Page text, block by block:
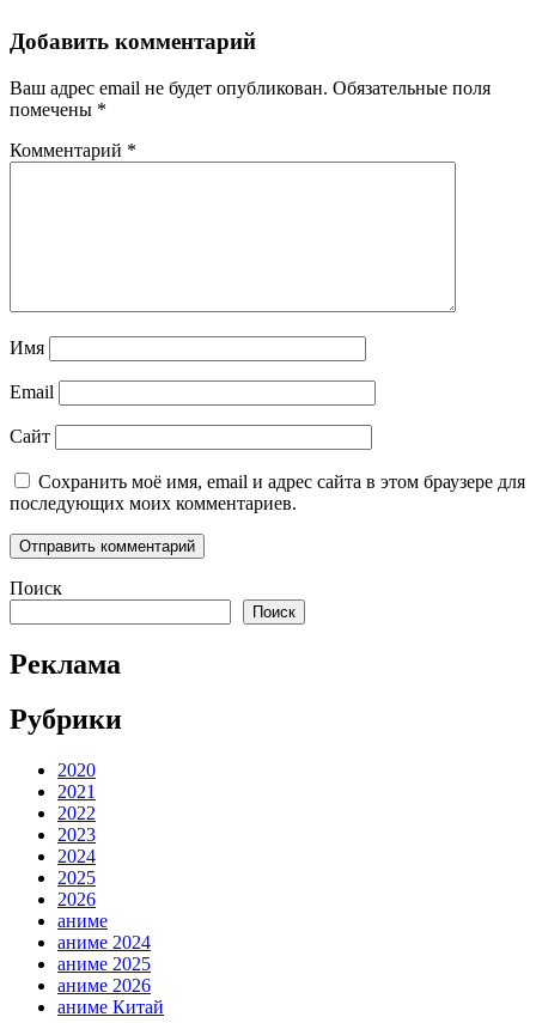
Добавить комментарий
Ваш адрес email не будет опубликован. Обязательные поля
помечены *
Комментарий *
Имя
Email
Сайт
Сохранить моё имя, email и адрес сайта в этом браузере для
последующих моих комментариев.
Поиск
Поиск
Реклама
Рубрики
2020
2021
2022
2023
2024
2025
2026
аниме
аниме 2024
аниме 2025
аниме 2026
аниме Китай